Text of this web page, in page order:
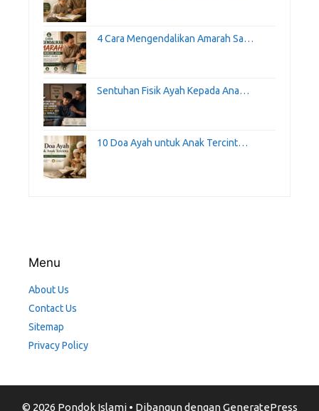
4 Cara Mengendalikan Amarah Sa…
Sentuhan Fisik Ayah Kepada Ana…
10 Doa Ayah untuk Anak Tercint…
Menu
About Us
Contact Us
Sitemap
Privacy Policy
© 2026 Pondok Islami• Dibangun denganGeneratePress